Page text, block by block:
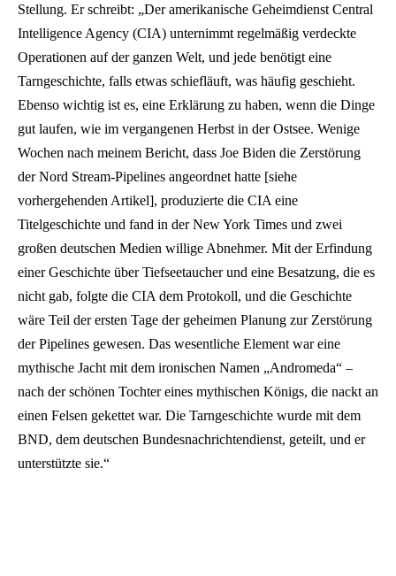
Stellung. Er schreibt: „Der amerikanische Geheimdienst Central
Intelligence Agency (CIA) unternimmt regelmäßig verdeckte
Operationen auf der ganzen Welt, und jede benötigt eine
Tarngeschichte, falls etwas schiefläuft, was häufig geschieht.
Ebenso wichtig ist es, eine Erklärung zu haben, wenn die Dinge
gut laufen, wie im vergangenen Herbst in der Ostsee. Wenige
Wochen nach meinem Bericht, dass Joe Biden die Zerstörung
der Nord Stream-Pipelines angeordnet hatte [siehe
vorhergehenden Artikel], produzierte die CIA eine
Titelgeschichte und fand in der New York Times und zwei
großen deutschen Medien willige Abnehmer. Mit der Erfindung
einer Geschichte über Tiefseetaucher und eine Besatzung, die es
nicht gab, folgte die CIA dem Protokoll, und die Geschichte
wäre Teil der ersten Tage der geheimen Planung zur Zerstörung
der Pipelines gewesen. Das wesentliche Element war eine
mythische Jacht mit dem ironischen Namen „Andromeda“ –
nach der schönen Tochter eines mythischen Königs, die nackt an
einen Felsen gekettet war. Die Tarngeschichte wurde mit dem
BND, dem deutschen Bundesnachrichtendienst, geteilt, und er
unterstützte sie.“